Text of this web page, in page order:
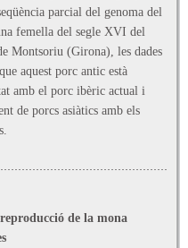
parcial del genoma del
femella del segle XVI del
Montsoriu (Girona), les dades
aquest porc antic està
amb el porc ibèric actual i
de porcs asiàtics amb els
de la mona